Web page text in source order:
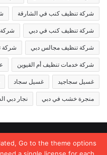
Go to the theme options
شركة تنظيف كنب في الشارقة
شركة تنظيف كنب في دبي
شركة تنظيف مجالس دبي شركة
شركة خدمات تنظيف أم القيوين
غسيل سجاجيد غسيل سجاد
منجرة خشب في دبي نجار دبي
© حقوق النشر 2026، جميع الحقوق محفوظة |